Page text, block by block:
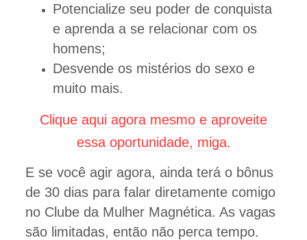
Potencialize seu poder de conquista
e aprenda a se relacionar com os
homens;
Desvende os mistérios do sexo e
muito mais.
Clique aqui agora mesmo e aproveite
essa oportunidade, miga.
E se você agir agora, ainda terá o bônus
de 30 dias para falar diretamente comigo
no Clube da Mulher Magnética. As vagas
são limitadas, então não perca tempo.